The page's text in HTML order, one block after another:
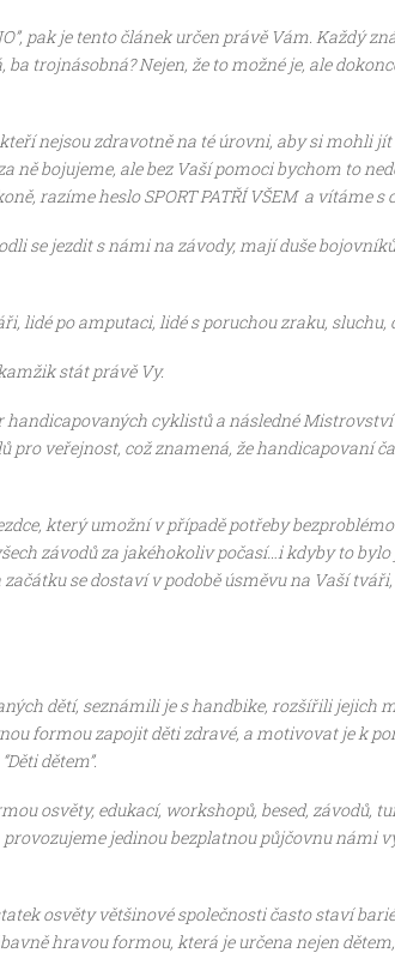
pak je tento článek určen právě Vám. Každý
ba trojnásobná? Nejen, že to možné je, ale
nejsou zdravotně na té úrovni, aby si mohli
bojujeme, ale bez Vaší pomoci bychom to
razíme heslo SPORT PATŘÍ VŠEM a vítáme
se jezdit s námi na závody, mají duše
lidé po amputaci, lidé s poruchou zraku, sluchu,
stát právě Vy.
cyklistů a následné
veřejnost, což znamená, že handicapovaní
který umožní v případě potřeby
závodů za jakéhokoliv počasí…i kdyby to bylo
se dostaví v podobě úsměvu na Vaší
dětí, seznámili je s handbike, rozšířili jejich
formou zapojit děti zdravé, a motivovat je k
dětem”.
osvěty, edukací, workshopů, besed, závodů,
jedinou bezplatnou půjčovnu námi
osvěty většinové společnosti často staví
hravou formou, která je určena nejen